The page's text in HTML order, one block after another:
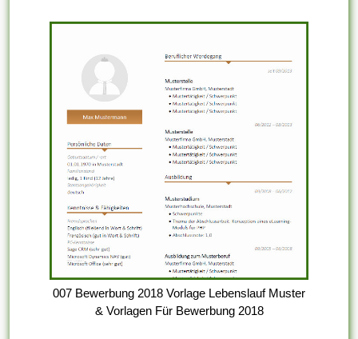
007 Bewerbung 2018 Vorlage Lebenslauf Muster
& Vorlagen Für Bewerbung 2018